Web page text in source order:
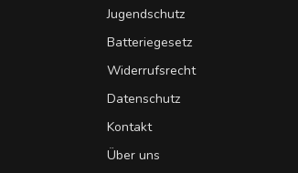
Jugendschutz
Batteriegesetz
Widerrufsrecht
Datenschutz
Kontakt
Über uns